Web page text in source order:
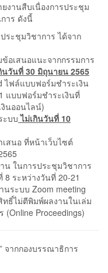
ยงานสืบเนื่องการประชุม
าร ดังนี้
ระชุมวิชาการ ได้จาก
อเสนอแนะจากกรรมการ
นวันที่ 30 มิถุนายน 2565
ไฟล์แบบฟอร์มชำระเงิน
แบบฟอร์มชำระเงินที่
นออนไลน์)
ะบบไม่เกินวันที่ 10
สนอ ที่หน้าเว็บไซต์
น ในการประชุมวิชาการ
ระหว่างวันที่ 20-21
ระบบ Zoom meeting
ธิ์ไม่ตีพิมพ์ผลงานในเล่ม
(Online Proceedings)
” จากกองบรรณาธิการ